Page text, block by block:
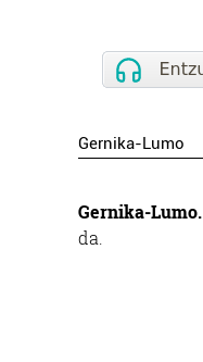
Gernika-Lumo
Gernika-Lumo.
da.